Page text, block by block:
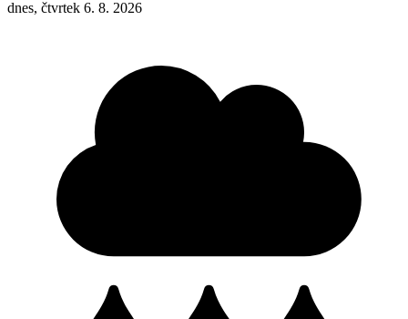
dnes, čtvrtek 6. 8. 2026